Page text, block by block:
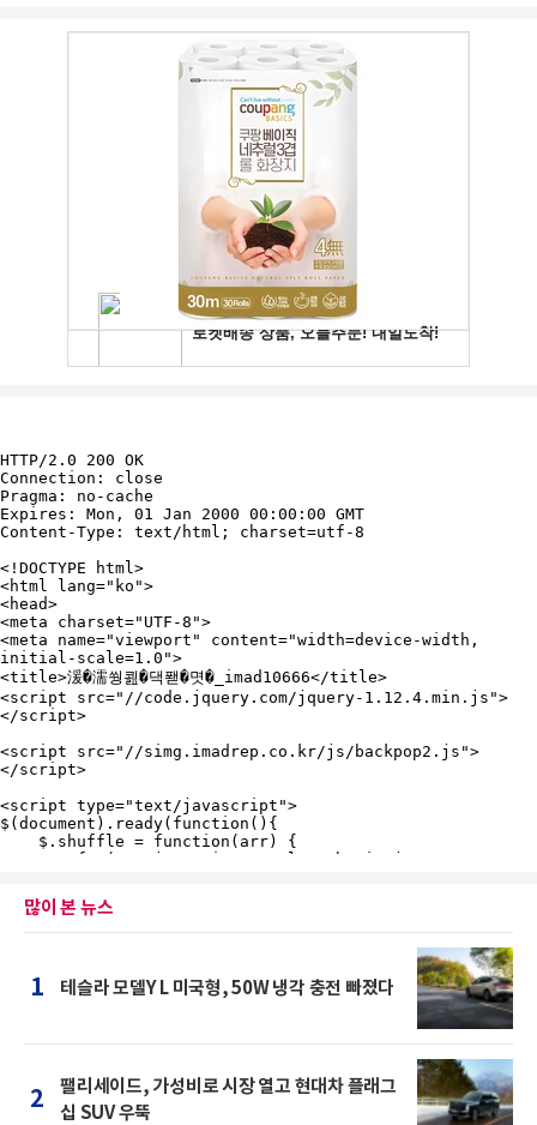
많이 본 뉴스
1 테슬라 모델Y L 미국형, 50W 냉각 충전 빠졌다
2
팰리세이드, 가성비로 시장 열고 현대차 플래그
십 SUV 우뚝